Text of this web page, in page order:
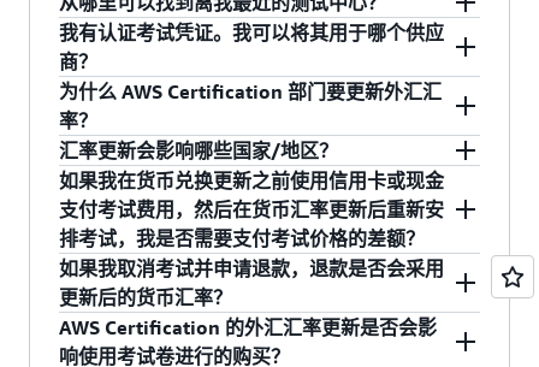
完成考试注册。
格。考试价格将于每年四月更新，以反映澳元、
欧元、韩元和日元的汇率。请参阅
已发布的考试
价格了解最新信息。
试系列代码，您将符合参加新考试版本的条件。
取消考试，转到您的 AWS 认证账户，并单击
“Manage Pearson VUE exams”（管理 Pearson
VUE 考试）按钮。从“Upcoming Appointments”
（即将开始的预约）菜单中选择您想管理的预约
考试。当您进入预约之前的 24 小时窗口后，您将
不能再取消或重新预约考试。如果您错过预约的
考试，考试费将不予退还（参见下面的医疗例外
情况）。如果您错过考试时间，则需要等待 24 小
时后才能再次注册考试。错过考试不会导致考试
“未通过”。
一起安排。Pearson VUE 不会共享通融请求的细
节，因此将需要您向考试承办方提供相关文件。
您可以在
taker.aspx上搜索 Pearson VUE 考试中心
我有认证考试凭证。我可以将其用于哪个供应
商？
考试凭证（部分折扣或全额考试价值）单次使用
有效，您可以将该考试卷用于 Pearson VUE，在
收到考试卷时另行规定的除外。
为什么 AWS Certification 部门要更新外汇汇
率？
AWS Certification 部门会更新某些本地定价以反
映当前的外汇汇率。考试价格将至少于每年五月
更新一次，以反映澳元、欧元、韩元、日元和人
民币的汇率。外汇汇率的更新频率可能会更高，
但至少会提前 30 天通知。
汇率更新会影响哪些国家/地区？
使用以下货币的国家/地区：澳元、欧元、韩元、
日元和人民币。
如果我在货币兑换更新之前使用信用卡或现金
支付考试费用，然后在货币汇率更新后重新安
排考试，我是否需要支付考试价格的差额？
不。重新安排现有的考试预约，无需支付考试价
格的差额。请注意，AWS Certification 考试只能
重新安排两次。
如果我取消考试并申请退款，退款是否会采用
更新后的货币汇率？
我们将向您退还购买时支付的考试费用。您必须
在考试预约前 24 小时以上取消考试才能获得退
AWS Certification 的外汇汇率更新是否会影
响使用考试卷进行的购买？